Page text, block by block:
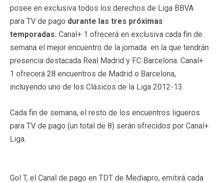
posee en exclusiva todos los derechos de Liga BBVA
para TV de pago durante las tres próximas
temporadas. Canal+ 1 ofrecerá en exclusiva cada fin de
semana el mejor encuentro de la jornada en la que tendrán
presencia destacada Real Madrid y FC Barcelona. Canal+
1 ofrecerá 28 encuentros de Madrid o Barcelona,
incluyendo uno de los Clásicos de la Liga 2012-13.
Cada fin de semana, el resto de los encuentros ligueros
para TV de pago (un total de 8) serán ofrecidos por Canal+
Liga.
Gol T, el Canal de pago en TDT de Mediapro, emitirá cada